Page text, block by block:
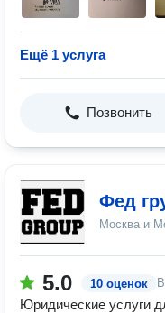
Ещё 1 услуга
Позвонить
Фед
Москва и
5.0 10 оценок
Юридические услуги